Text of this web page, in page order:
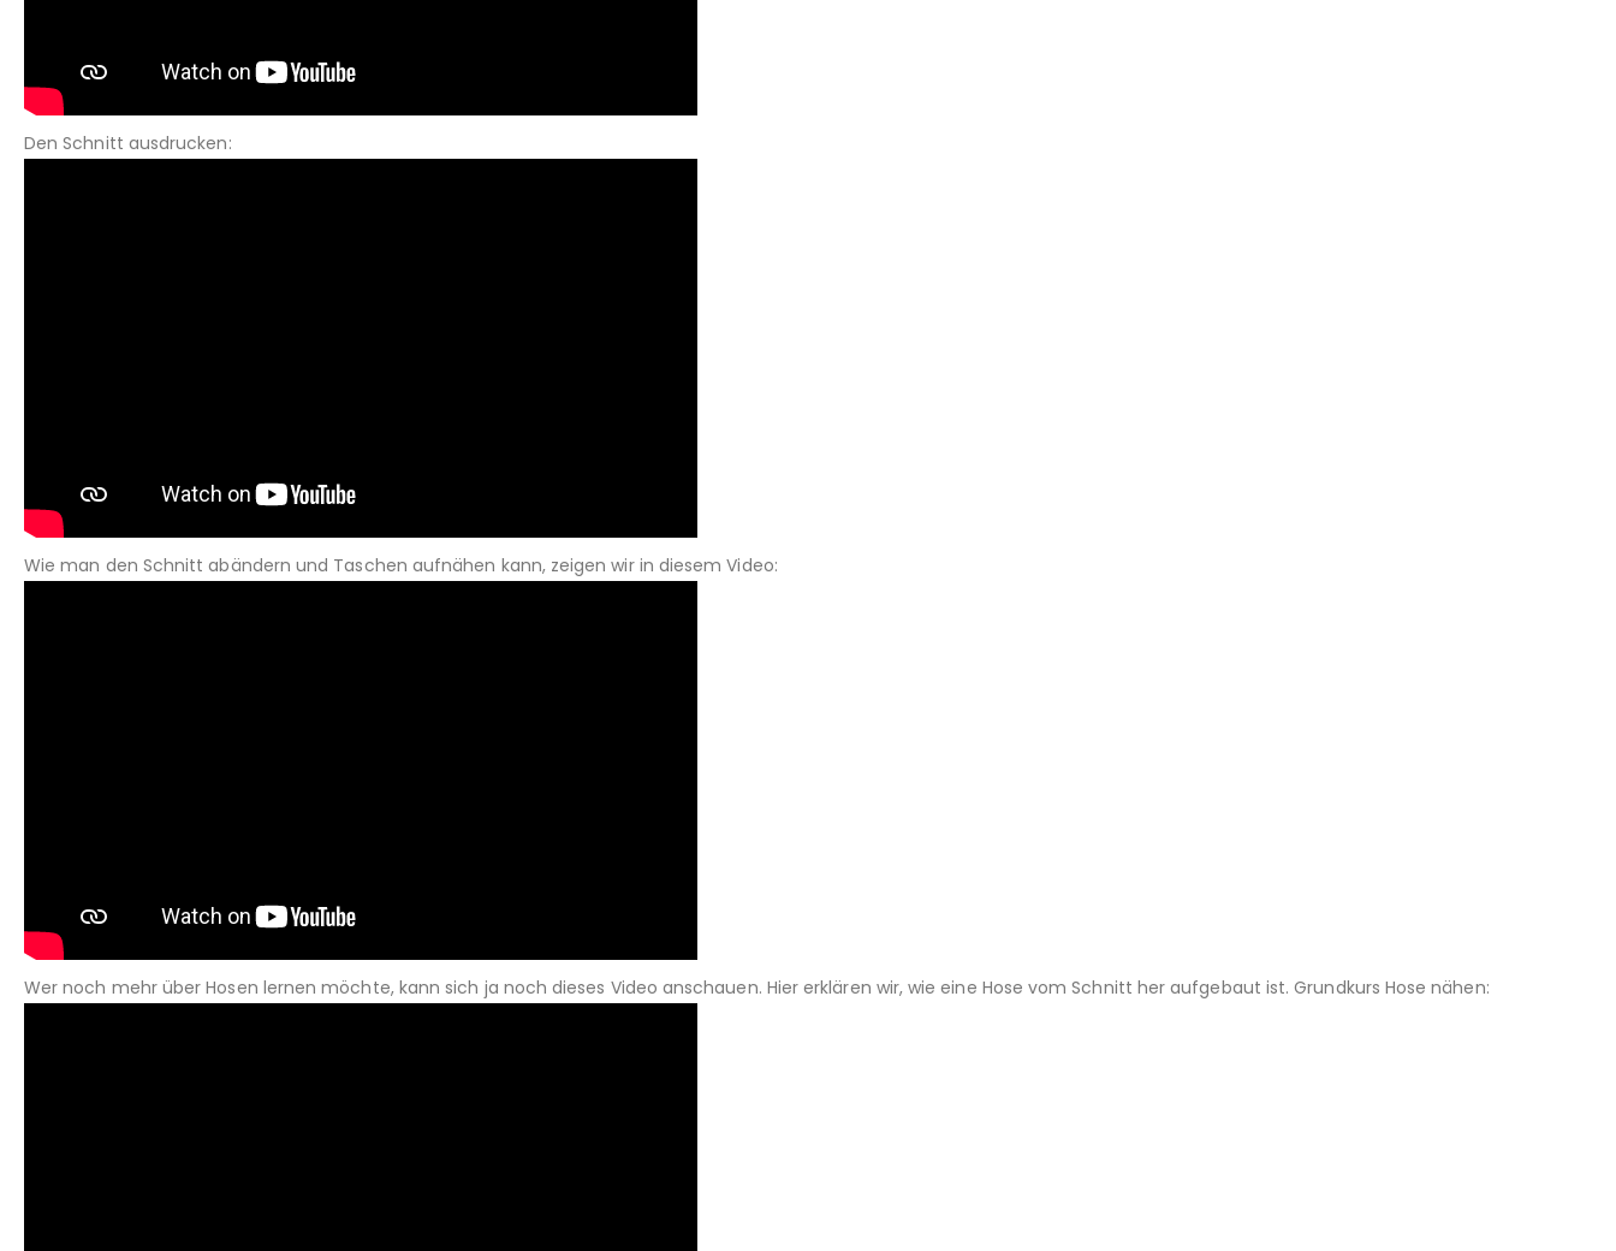
Den Schnitt ausdrucken:
Wie man den Schnitt abändern und Taschen aufnähen kann, zeigen wir in diesem Video:
Wer noch mehr über Hosen lernen möchte, kann sich ja noch dieses Video anschauen. Hier erklären wir, wie eine Hose vom Schnitt her aufgebaut ist. Grundkurs Hose nähen: